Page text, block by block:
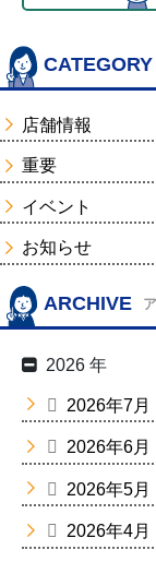
CATEGORY
店舗情報
重要
イベント
お知らせ
ARCHIVE
2026 年
2026年7月
2026年6月
2026年5月
2026年4月